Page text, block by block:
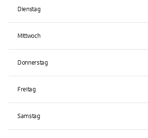
Dienstag
Mittwoch
Donnerstag
Freitag
Samstag